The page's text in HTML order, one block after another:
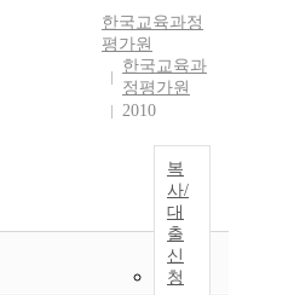
한국교육과정
평가원
한국교육과
정평가원
2010
복
사/
대
출
신
청